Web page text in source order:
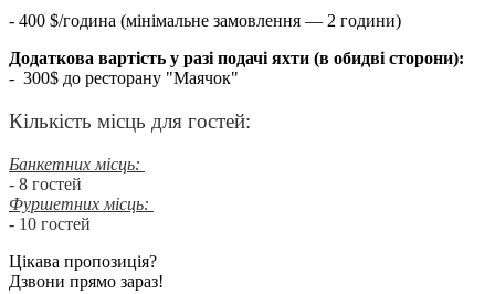
- 400 $/година (мінімальне замовлення — 2 години)
Додаткова вартість у разі подачі яхти (в обидві сторони):
- 300$ до ресторану "Маячок"
Кількість місць для гостей:
Банкетних місць:
- 8 гостей
Фуршетних місць:
- 10 гостей
Цікава пропозиція?
Дзвони прямо зараз!